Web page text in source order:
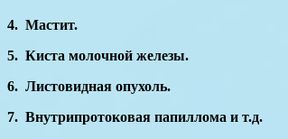
4. Мастит.
5. Киста молочной железы.
6. Листовидная опухоль.
7. Внутрипротоковая папиллома и т.д.